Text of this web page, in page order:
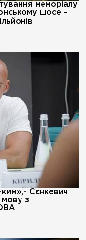
меморіалу
шосе –
Сєнкевич
мову з